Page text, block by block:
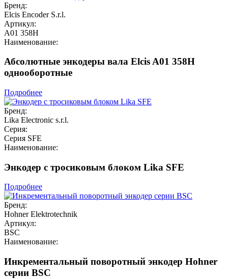
Бренд:
Elcis Encoder S.r.l.
Артикул:
A01 358H
Наименование:
Абсолютные энкодеры вала Elcis A01 358H
однооборотные
Подробнее
Бренд:
Lika Electronic s.r.l.
Серия:
Серия SFE
Наименование:
Энкодер с тросиковым блоком Lika SFE
Подробнее
Бренд:
Hohner Elektrotechnik
Артикул:
BSC
Наименование:
Инкрементальный поворотный энкодер Hohner
серии BSC